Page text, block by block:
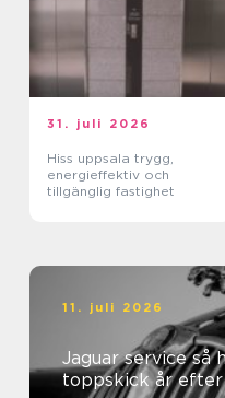
31. juli 2026
Hiss uppsala trygg,
energieffektiv och
tillgänglig fastighet
11. juli 2026
Jaguar service så håller du bilen i
toppskick år